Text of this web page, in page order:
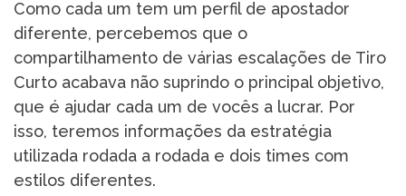
Como cada um tem um perfil de apostador
diferente, percebemos que o
compartilhamento de várias escalações de Tiro
Curto acabava não suprindo o principal objetivo,
que é ajudar cada um de vocês a lucrar. Por
isso, teremos informações da estratégia
utilizada rodada a rodada e dois times com
estilos diferentes.